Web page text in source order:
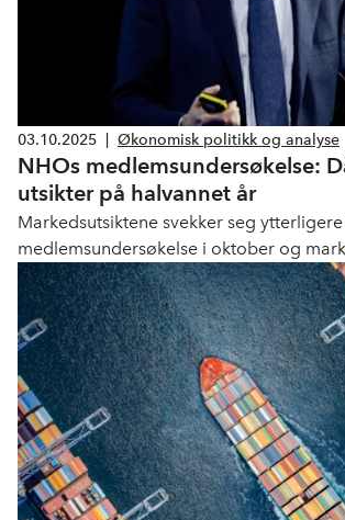
03.10.2025 Økonomisk politikk og analyse
NHOs medlemsundersøkelse:
utsikter på halvannet år
Markedsutsiktene svekker seg
medlemsundersøkelse i oktober og
er fremdeles svak.